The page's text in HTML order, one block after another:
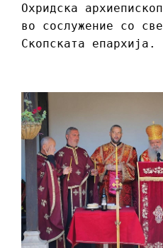
Охридска
во сослужение со
Скопската епархија.